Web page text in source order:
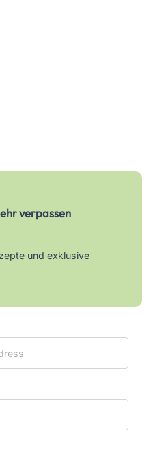
verpassen
und exklusive